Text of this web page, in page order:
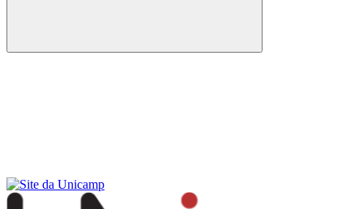
Buscar